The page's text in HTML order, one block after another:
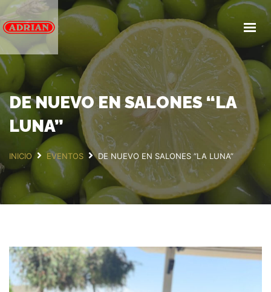
INICIO
NOSOTROS
PRODUCTOS
SERVICIOS
BLOG
PREGUNTAS FRECUENTES
CONTACTA
DE NUEVO EN SALONES “LA
LUNA”
INICIO EVENTOS DE NUEVO EN SALONES “LA LUNA”